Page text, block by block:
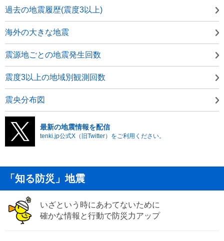
過去の地震履歴(震度3以上)
海外の大きな地震
震源地ごとの地震発生回数
震度3以上の地域別観測回数
震央分布図
最新の地震情報を配信
tenki.jp公式X（旧Twitter）をご利用ください。
「知る防災」地震
いざという時にあわてないために
確かな情報と行動で防災力アップ